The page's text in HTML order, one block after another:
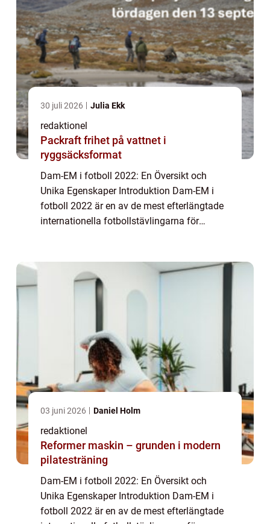
30 juli 2026 Julia Ekk
redaktionel
Packraft frihet på vattnet i
ryggsäcksformat
Dam-EM i fotboll 2022: En Översikt och
Unika Egenskaper Introduktion Dam-EM i
fotboll 2022 är en av de mest efterlängtade
internationella fotbollstävlingarna för
03 juni 2026 Daniel Holm
redaktionel
Reformer maskin – grunden i modern
pilatesträning
Dam-EM i fotboll 2022: En Översikt och
Unika Egenskaper Introduktion Dam-EM i
fotboll 2022 är en av de mest efterlängtade